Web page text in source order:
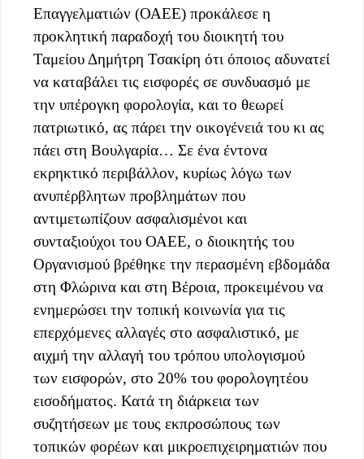
Επαγγελματιών (ΟΑΕΕ) προκάλεσε η
προκλητική παραδοχή του διοικητή του
Ταμείου Δημήτρη Τσακίρη ότι όποιος αδυνατεί
να καταβάλει τις εισφορές σε συνδυασμό με
την υπέρογκη φορολογία, και το θεωρεί
πατριωτικό, ας πάρει την οικογένειά του κι ας
πάει στη Βουλγαρία… Σε ένα έντονα
εκρηκτικό περιβάλλον, κυρίως λόγω των
ανυπέρβλητων προβλημάτων που
αντιμετωπίζουν ασφαλισμένοι και
συνταξιούχοι του ΟΑΕΕ, ο διοικητής του
Οργανισμού βρέθηκε την περασμένη εβδομάδα
στη Φλώρινα και στη Βέροια, προκειμένου να
ενημερώσει την τοπική κοινωνία για τις
επερχόμενες αλλαγές στο ασφαλιστικό, με
αιχμή την αλλαγή του τρόπου υπολογισμού
των εισφορών, στο 20% του φορολογητέου
εισοδήματος. Κατά τη διάρκεια των
συζητήσεων με τους εκπροσώπους των
τοπικών φορέων και μικροεπιχειρηματιών που